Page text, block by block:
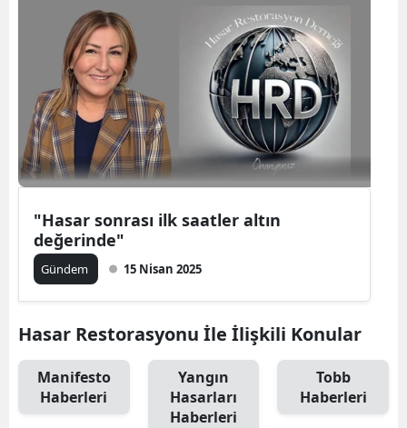
"Hasar sonrası ilk saatler altın
değerinde"
Gündem 15 Nisan 2025
Hasar Restorasyonu İle İlişkili Konular
Manifesto
Haberleri
Yangın
Hasarları
Haberleri
Tobb
Haberleri